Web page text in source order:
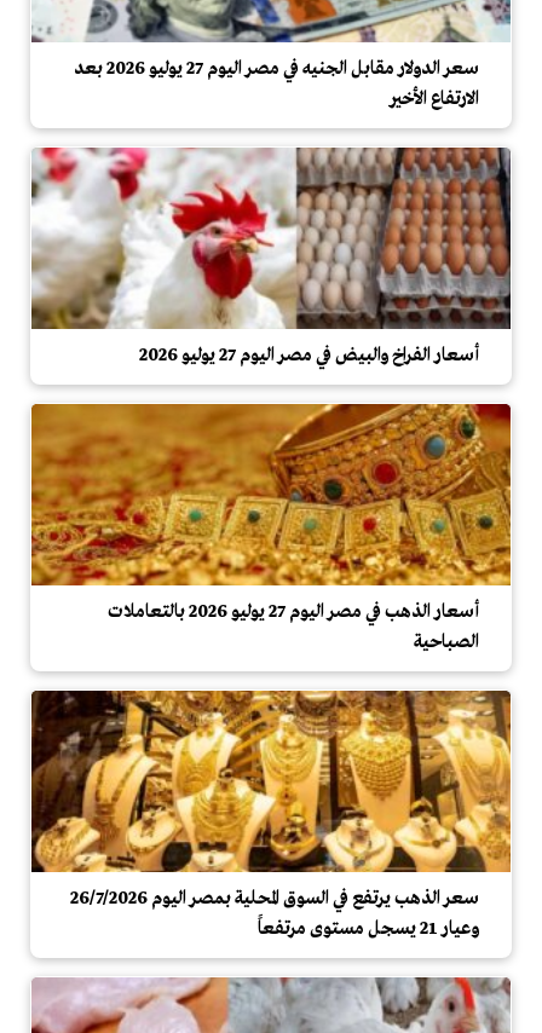
سعر الدولار مقابل الجنيه في مصر اليوم 27 يوليو 2026 بعد
الارتفاع الأخير
أسعار الفراخ والبيض في مصر اليوم 27 يوليو 2026
أسعار الذهب في مصر اليوم 27 يوليو 2026 بالتعاملات
الصباحية
سعر الذهب يرتفع في السوق المحلية بمصر اليوم 26/7/2026
وعيار 21 يسجل مستوى مرتفعاً